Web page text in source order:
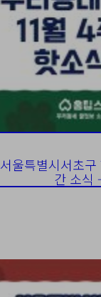
서울특별시서초
간 소식